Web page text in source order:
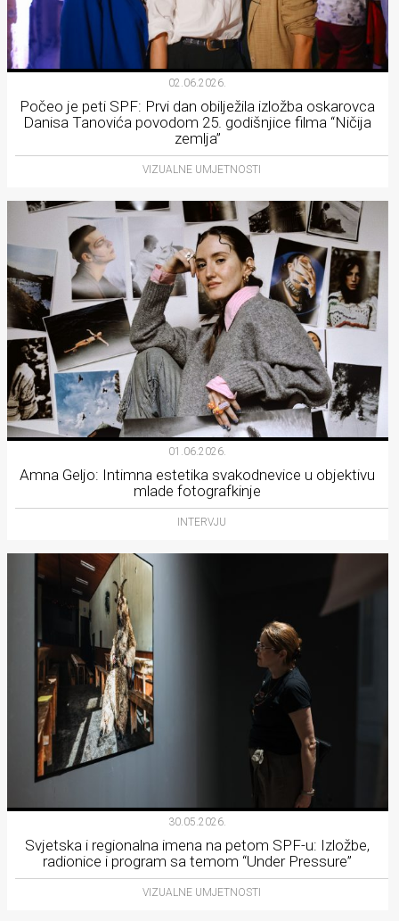
02.06.2026.
Počeo je peti SPF: Prvi dan obilježila izložba oskarovca
Danisa Tanovića povodom 25. godišnjice filma “Ničija
zemlja”
VIZUALNE UMJETNOSTI
01.06.2026.
Amna Geljo: Intimna estetika svakodnevice u objektivu
mlade fotografkinje
INTERVJU
30.05.2026.
Svjetska i regionalna imena na petom SPF-u: Izložbe,
radionice i program sa temom “Under Pressure”
VIZUALNE UMJETNOSTI